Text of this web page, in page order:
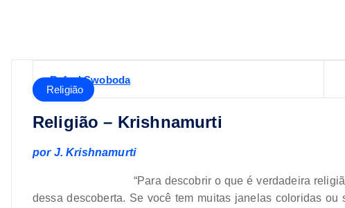
Rafael Swoboda
Religião
Religião – Krishnamurti
por J. Krishnamurti
“Para descobrir o que é verdadeira
dessa descoberta. Se você tem muitas janelas coloridas